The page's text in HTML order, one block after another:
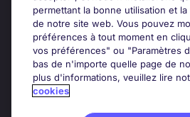
Candidats
Entreprises
Contact
permettant la bonne utilisation et
de notre site web. Vous pouvez
préférences à tout moment en
vos préférences" ou "Paramètres
bas de n'importe quelle page de
plus d'informations, veuillez lire
cookies